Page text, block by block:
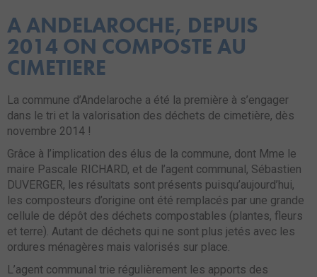
A ANDELAROCHE, DEPUIS
2014 ON COMPOSTE AU
CIMETIERE
La commune d’Andelaroche a été la première à s’engager
dans le tri et la valorisation des déchets de cimetière, dès
novembre 2014 !
Grâce à l’implication des élus de la commune, dont Mme le
maire Pascale RICHARD, et de l’agent communal, Sébastien
DUVERGER, les résultats sont présents puisqu’aujourd’hui,
les composteurs d’origine ont été remplacés par une grande
cellule de dépôt des déchets compostables (plantes, fleurs
et terre). Autant de déchets qui ne sont plus jetés avec les
ordures ménagères mais valorisés sur place.
L’agent communal trie régulièrement les apports des